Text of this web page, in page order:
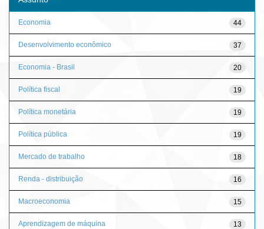
44
Economia
37
Desenvolvimento econômico
20
Economia - Brasil
19
Política fiscal
19
Política monetária
19
Política pública
18
Mercado de trabalho
16
Renda - distribuição
15
Macroeconomia
13
Aprendizagem de máquina